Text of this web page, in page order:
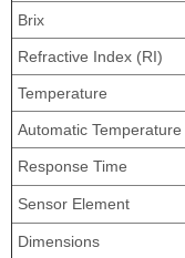
Brix
Refractive Index (RI)
Temperature
Automatic
Response Time
Sensor Element
Dimensions